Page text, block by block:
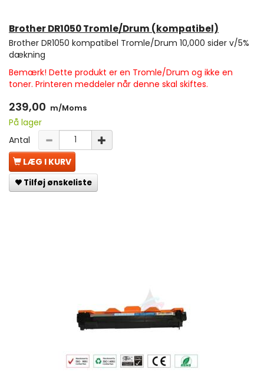
Brother DR1050 Tromle/Drum (kompatibel)
Brother DR1050 kompatibel Tromle/Drum 10,000 sider v/5%
dækning
Bemærk! Dette produkt er en Tromle/Drum og ikke en
toner. Printeren meddeler når denne skal skiftes.
239,00 m/Moms
På lager
Antal
LÆG I KURV
Tilføj ønskeliste